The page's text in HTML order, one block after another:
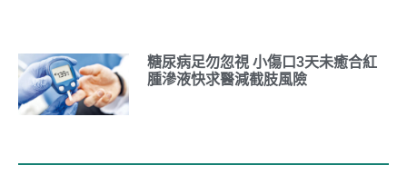
糖尿病足勿忽視 小傷口3天未癒合紅
腫滲液快求醫減截肢風險